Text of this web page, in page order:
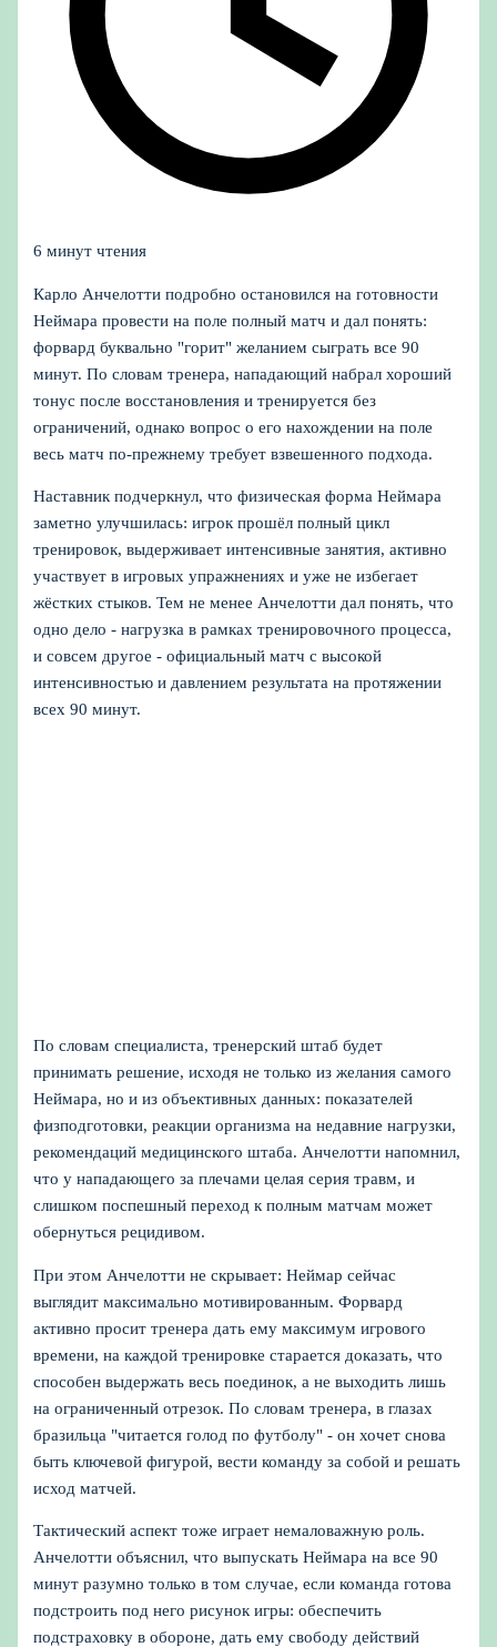
6 минут чтения
Карло Анчелотти подробно остановился на готовности
Неймара провести на поле полный матч и дал понять:
форвард буквально "горит" желанием сыграть все 90
минут. По словам тренера, нападающий набрал хороший
тонус после восстановления и тренируется без
ограничений, однако вопрос о его нахождении на поле
весь матч по‑прежнему требует взвешенного подхода.
Наставник подчеркнул, что физическая форма Неймара
заметно улучшилась: игрок прошёл полный цикл
тренировок, выдерживает интенсивные занятия, активно
участвует в игровых упражнениях и уже не избегает
жёстких стыков. Тем не менее Анчелотти дал понять, что
одно дело - нагрузка в рамках тренировочного процесса,
и совсем другое - официальный матч с высокой
интенсивностью и давлением результата на протяжении
всех 90 минут.
По словам специалиста, тренерский штаб будет
принимать решение, исходя не только из желания самого
Неймара, но и из объективных данных: показателей
физподготовки, реакции организма на недавние нагрузки,
рекомендаций медицинского штаба. Анчелотти напомнил,
что у нападающего за плечами целая серия травм, и
слишком поспешный переход к полным матчам может
обернуться рецидивом.
При этом Анчелотти не скрывает: Неймар сейчас
выглядит максимально мотивированным. Форвард
активно просит тренера дать ему максимум игрового
времени, на каждой тренировке старается доказать, что
способен выдержать весь поединок, а не выходить лишь
на ограниченный отрезок. По словам тренера, в глазах
бразильца "читается голод по футболу" - он хочет снова
быть ключевой фигурой, вести команду за собой и решать
исход матчей.
Тактический аспект тоже играет немаловажную роль.
Анчелотти объяснил, что выпускать Неймара на все 90
минут разумно только в том случае, если команда готова
подстроить под него рисунок игры: обеспечить
подстраховку в обороне, дать ему свободу действий